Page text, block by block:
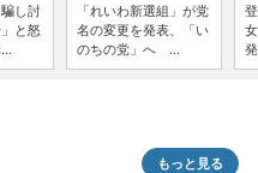
し討
と怒
「れいわ新選組」が党
名の変更を発表、「い
のちの党」へ ...
もっと見る